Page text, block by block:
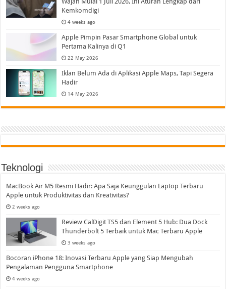
Kemkomdigi
4 weeks ago
Apple Pimpin Pasar Smartphone Global untuk
Pertama Kalinya di Q1
22 May 2026
Iklan Belum Ada di Aplikasi Apple Maps, Tapi Segera
Hadir
14 May 2026
Teknologi
MacBook Air M5 Resmi Hadir: Apa Saja Keunggulan Laptop Terbaru
Apple untuk Produktivitas dan Kreativitas?
2 weeks ago
Review CalDigit TS5 dan Element 5 Hub: Dua Dock
Thunderbolt 5 Terbaik untuk Mac Terbaru Apple
3 weeks ago
Bocoran iPhone 18: Inovasi Terbaru Apple yang Siap Mengubah
Pengalaman Pengguna Smartphone
4 weeks ago